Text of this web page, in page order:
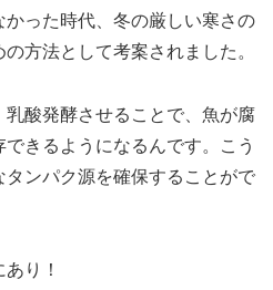
かった時代、冬の厳しい寒さの
方法として考案されました。
酸発酵させることで、魚が腐
きるようになるんです。こう
タンパク源を確保することがで
り！